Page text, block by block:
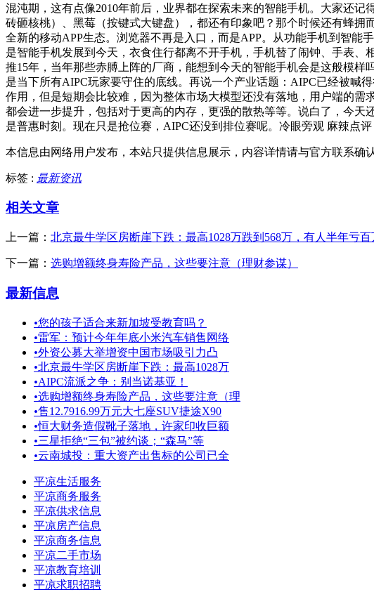
混沌期，这有点像2010年前后，业界都在探索未来的智能手机。大家还
砖砸核桃）、黑莓（按键式大键盘），都还有印象吧？那个时候还有蜂
全新的移动APP生态。浏览器不再是入口，而是APP。从功能手机到智
是智能手机发展到今天，衣食住行都离不开手机，手机替了闹钟、手表
推15年，当年那些赤膊上阵的厂商，能想到今天的智能手机会是这般模样
是当下所有AIPC玩家要守住的底线。再说一个产业话题：AIPC已经被喊
作用，但是短期会比较难，因为整体市场大模型还没有落地，用户端的
都会进一步提升，包括对于更高的内存，更强的散热等等。说白了，今天
是普惠时刻。现在只是抢位赛，AIPC还没到排位赛呢。冷眼旁观 麻辣点
本信息由网络用户发布， 本站只提供信息展示，内容详情请与官方联系确认
标签 : 最新资讯
相关文章
上一篇： 北京最牛学区房断崖下跌：最高1028万跌到568万，有人半年亏百
下一篇： 选购增额终身寿险产品，这些要注意（理财参谋）
最新信息
•您的孩子适合来新加坡受教育吗？
•雷军：预计今年年底小米汽车销售网络
•外资公募大举增资中国市场吸引力凸
•北京最牛学区房断崖下跌：最高1028万
•AIPC流派之争：别当诺基亚！
•选购增额终身寿险产品，这些要注意（理
•售12.7916.99万元大七座SUV捷途X90
•恒大财务造假靴子落地，许家印收巨额
•三星拒绝“三包”被约谈；“森马”等
•云南城投：重大资产出售标的公司已全
平凉生活服务
平凉商务服务
平凉供求信息
平凉房产信息
平凉商务信息
平凉二手市场
平凉教育培训
平凉求职招聘